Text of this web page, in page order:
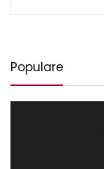
Populare